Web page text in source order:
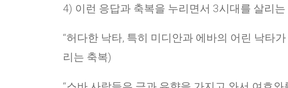
4) 이런 응답과 축복을 누리면서 3시대를 살리
“허다한 낙타, 특히 미디안과 에바의 어린 낙타
리는 축복)